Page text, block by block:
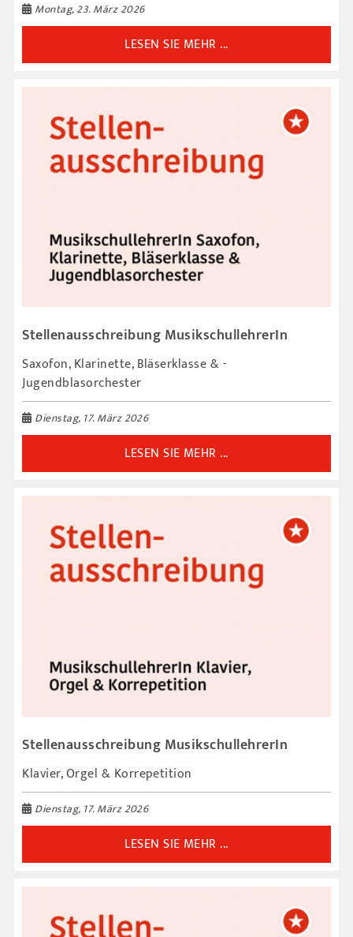
Montag, 23. März 2026
LESEN SIE MEHR ...
Stellenausschreibung MusikschullehrerIn
Saxofon, ­Klarinette, Bläserklasse & ­
Jugendblasorchester
Dienstag, 17. März 2026
LESEN SIE MEHR ...
Stellenausschreibung MusikschullehrerIn
Klavier, Orgel & Korrepetition
Dienstag, 17. März 2026
LESEN SIE MEHR ...